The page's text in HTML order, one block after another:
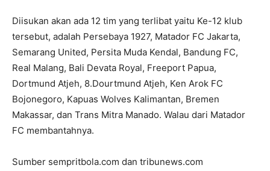
Diisukan akan ada 12 tim yang terlibat yaitu Ke-12 klub
tersebut, adalah Persebaya 1927, Matador FC Jakarta,
Semarang United, Persita Muda Kendal, Bandung FC,
Real Malang, Bali Devata Royal, Freeport Papua,
Dortmund Atjeh, 8.Dourtmund Atjeh, Ken Arok FC
Bojonegoro, Kapuas Wolves Kalimantan, Bremen
Makassar, dan Trans Mitra Manado. Walau dari Matador
FC membantahnya.
Sumber sempritbola.com dan tribunews.com